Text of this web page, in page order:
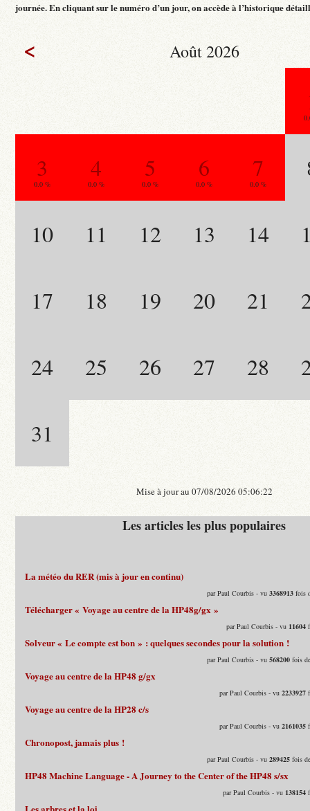
journée. En cliquant sur le numéro d’un jour, on accède à l’historique
< Août 2026
3
0.0 %
4
0.0 %
5
0.0 %
6
0.0 %
7
0.0 %
10 11 12 13 14
17 18 19 20 21
24 25 26 27 28
31
Mise à jour au 07/08/2026 05:06:22
Les articles les plus populaires
La météo du RER (mis à jour en continu)
par Paul Courbis - vu3368913 fois
Télécharger « Voyage au centre de la HP48g/gx »
par Paul Courbis - vu 11604
Solveur « Le compte est bon » : quelques secondes pour la solution !
par Paul Courbis - vu568200 fois
Voyage au centre de la HP48 g/gx
par Paul Courbis - vu2233927
Voyage au centre de la HP28 c/s
par Paul Courbis - vu2161035
Chronopost, jamais plus !
par Paul Courbis - vu289425 fois
HP48 Machine Language - A Journey to the Center of the HP48 s/sx
par Paul Courbis - vu 138154